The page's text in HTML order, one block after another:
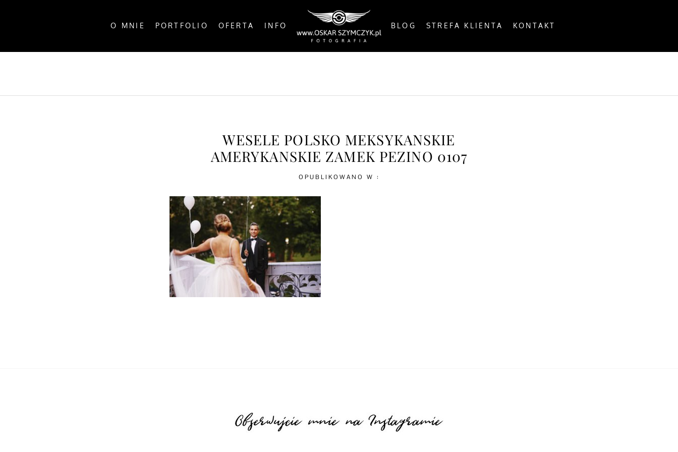
O MNIE PORTFOLIO OFERTA INFO BLOG STREFA KLIENTA KONTAKT
WESELE POLSKO MEKSYKANSKIE
AMERYKANSKIE ZAMEK PEZINO 0107
OPUBLIKOWANO W :